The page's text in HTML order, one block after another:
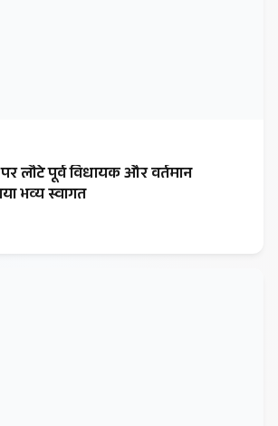
लौटे पूर्व विधायक और वर्तमान
भव्य स्वागत